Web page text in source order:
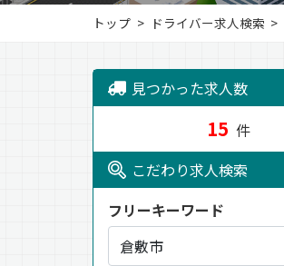
トップ ドライバー求人検索
見つかった求人数
15 件
こだわり求人検索
フリーキーワード